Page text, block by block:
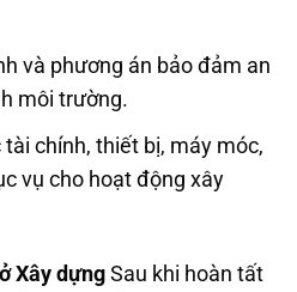
và phương án bảo đảm an
môi trường.
chính, thiết bị, máy móc,
vụ cho hoạt động xây
Xây dựng Sau khi hoàn tất